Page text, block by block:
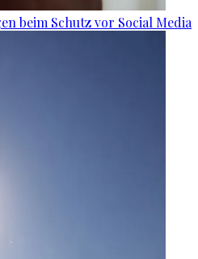
beim Schutz vor Social Media